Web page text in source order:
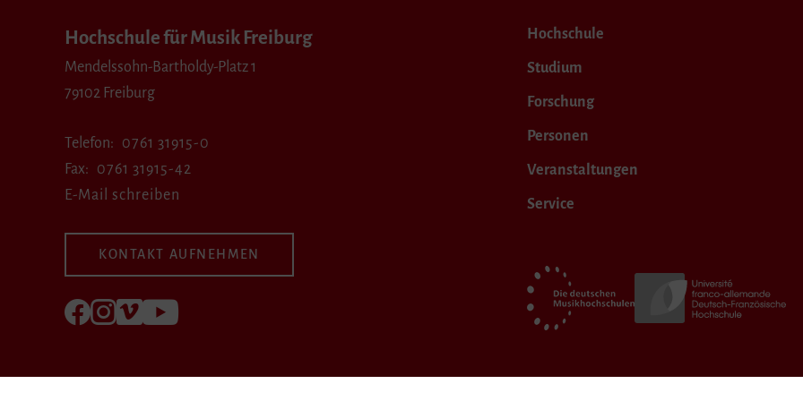
Hochschule für Musik Freiburg
Mendelssohn-Bartholdy-Platz 1
79102 Freiburg
Telefon
0761 31915-0
Fax
0761 31915-42
E-Mail schreiben
KONTAKT AUFNEHMEN
Folgen Sie uns auf Facebook
Folgen Sie uns auf Instagram
Besuchen Sie uns bei Vimeo
Hochschule
Studium
Forschung
Personen
Veranstaltungen
Service